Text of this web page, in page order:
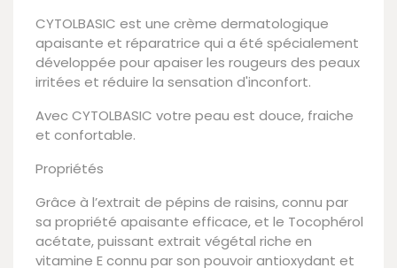
CYTOLBASIC est une crème dermatologique
apaisante et réparatrice qui a été spécialement
développée pour apaiser les rougeurs des peaux
irritées et réduire la sensation d'inconfort.
Avec CYTOLBASIC votre peau est douce, fraiche
et confortable.
Propriétés
Grâce à l’extrait de pépins de raisins, connu par
sa propriété apaisante efficace, et le Tocophérol
acétate, puissant extrait végétal riche en
vitamine E connu par son pouvoir antioxydant et